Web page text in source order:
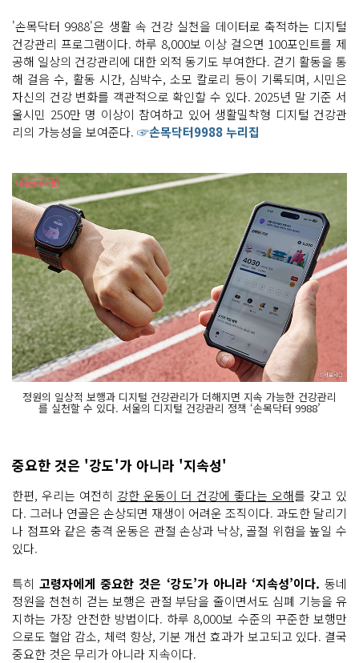
'손목닥터 9988'은 생활 속 건강 실천을 데이터로 축적하는 디지털
건강관리 프로그램이다. 하루 8,000보 이상 걸으면 100포인트를 제
공해 일상의 건강관리에 대한 외적 동기도 부여한다. 걷기 활동을 통
해 걸음 수, 활동 시간, 심박수, 소모 칼로리 등이 기록되며, 시민은
자신의 건강 변화를 객관적으로 확인할 수 있다. 2025년 말 기준 서
울시민 250만 명 이상이 참여하고 있어 생활밀착형 디지털 건강관
리의 가능성을 보여준다. ☞손목닥터9988 누리집
정원의 일상적 보행과 디지털 건강관리가 더해지면 지속 가능한 건강관리
를 실천할 수 있다. 서울의 디지털 건강관리 정책 ‘손목닥터 9988’
중요한 것은 '강도'가 아니라 '지속성'
한편, 우리는 여전히 강한 운동이 더 건강에 좋다는 오해를 갖고 있
다. 그러나 연골은 손상되면 재생이 어려운 조직이다. 과도한 달리기
나 점프와 같은 충격 운동은 관절 손상과 낙상, 골절 위험을 높일 수
있다.
특히고령자에게 중요한 것은 ‘강도’가 아니라 ‘지속성’이다. 동네
정원을 천천히 걷는 보행은 관절 부담을 줄이면서도 심폐 기능을 유
지하는 가장 안전한 방법이다. 하루 8,000보 수준의 꾸준한 보행만
으로도 혈압 감소, 체력 향상, 기분 개선 효과가 보고되고 있다. 결국
중요한 것은 무리가 아니라 지속이다.